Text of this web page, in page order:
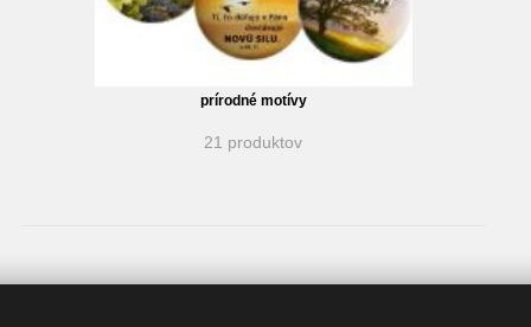
prírodné motívy
21 produktov